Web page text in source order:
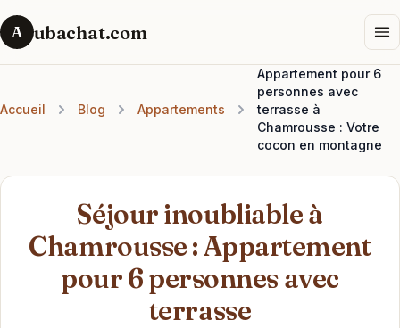
A ubachat.com
Accueil Blog Appartements
Appartement pour 6
personnes avec
terrasse à
Chamrousse : Votre
cocon en montagne
Séjour inoubliable à
Chamrousse : Appartement
pour 6 personnes avec
terrasse